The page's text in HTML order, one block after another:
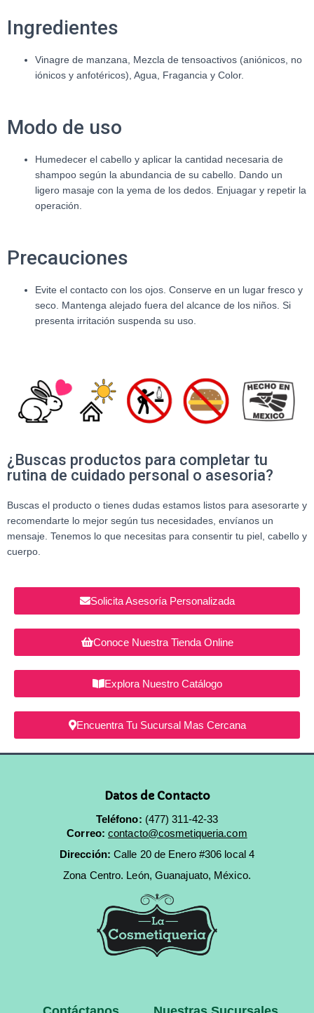
Ingredientes
Vinagre de manzana, Mezcla de tensoactivos (aniónicos, no
iónicos y anfotéricos), Agua, Fragancia y Color.
Modo de uso
Humedecer el cabello y aplicar la cantidad necesaria de
shampoo según la abundancia de su cabello. Dando un
ligero masaje con la yema de los dedos. Enjuagar y repetir la
operación.
Precauciones
Evite el contacto con los ojos. Conserve en un lugar fresco y
seco. Mantenga alejado fuera del alcance de los niños. Si
presenta irritación suspenda su uso.
¿Buscas productos para completar tu
rutina de cuidado personal o asesoria?
Buscas el producto o tienes dudas estamos listos para asesorarte y
recomendarte lo mejor según tus necesidades, envíanos un
mensaje. Tenemos lo que necesitas para consentir tu piel, cabello y
cuerpo.
Solicita Asesoría Personalizada
Conoce Nuestra Tienda Online
Explora Nuestro Catálogo
Encuentra Tu Sucursal Mas Cercana
Datos de Contacto
Teléfono: (477) 311-42-33
Correo: contacto@cosmetiqueria.com
Dirección:Calle 20 de Enero #306 local 4
Zona Centro. León, Guanajuato, México.